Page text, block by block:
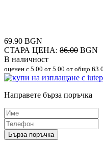
69.90 BGN
СТАРА ЦЕНА: 86.00 BGN
В наличност
оценен с 5.00 от 5.00 от общо
Направете бърза поръчка
Бърза поръчка